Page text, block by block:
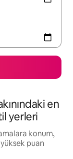
en
yerleri
konum,
puan